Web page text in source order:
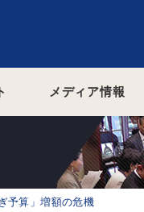
メディア情報
予算」増額の危機